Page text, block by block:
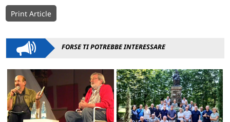
Print Article
FORSE TI POTREBBE INTERESSARE